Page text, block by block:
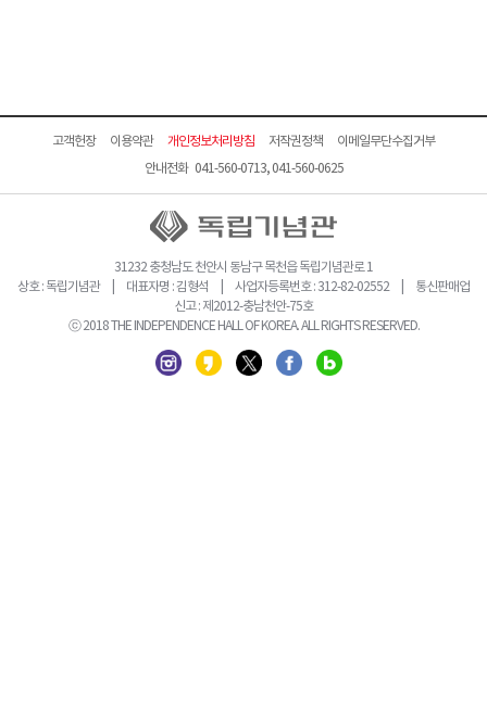
고객헌장 이용약관 개인정보처리방침 저작권정책
이메일무단수집거부
안내전화 041-560-0713, 041-560-0625
31232 충청남도 천안시 동남구 목천읍 독립기념관로 1
상호 : 독립기념관 | 대표자명 : 김형석 | 사업자등록번호 : 312-82-02552 | 통신판매업
신고 : 제2012-충남천안-75호
ⓒ 2018 THE INDEPENDENCE HALL OF KOREA. ALL RIGHTS RESERVED.